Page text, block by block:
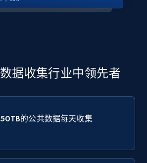
据收集行业中领先者
的公共数据每天收集